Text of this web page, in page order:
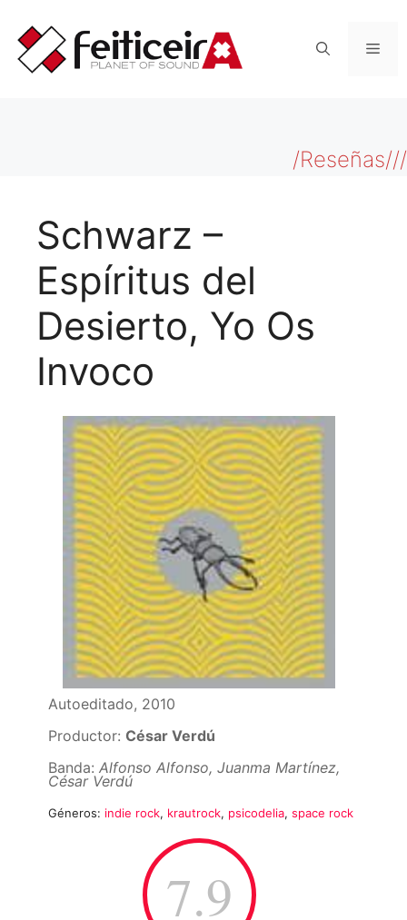
contenido
/Reseñas///
Schwarz –
Espíritus del
Desierto, Yo Os
Invoco
Autoeditado, 2010
Productor: César Verdú
Banda: Alfonso Alfonso, Juanma Martínez,
César Verdú
Géneros: indie rock, krautrock, psicodelia, space rock
7.9